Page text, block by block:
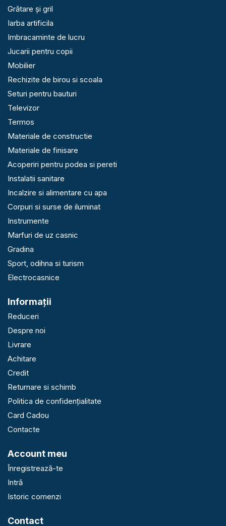
Grătare și gril
Iarba artificila
Imbracaminte de lucru
Jucarii pentru copii
Mobilier
Rechizite de birou si scoala
Seturi pentru bauturi
Televizor
Termos
Materiale de constructie
Materiale de finisare
Acoperiri pentru podea si pereti
Instalatii sanitare
Incalzire si alimentare cu apa
Corpuri si surse de iluminat
Instrumente
Marfuri de uz casnic
Gradina
Sport, odihna si turism
Electrocasnice
Informaţii
Reduceri
Despre noi
Livrare
Achitare
Credit
Returnare si schimb
Politica de confidențialitate
Card Cadou
Contacte
Account meu
Înregistrează-te
Intră
Istoric comenzi
Contact